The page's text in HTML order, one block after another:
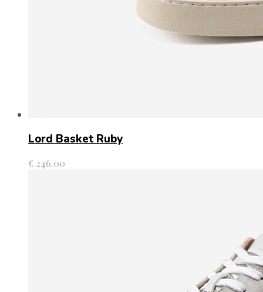
Lord Basket Ruby
€ 246.00